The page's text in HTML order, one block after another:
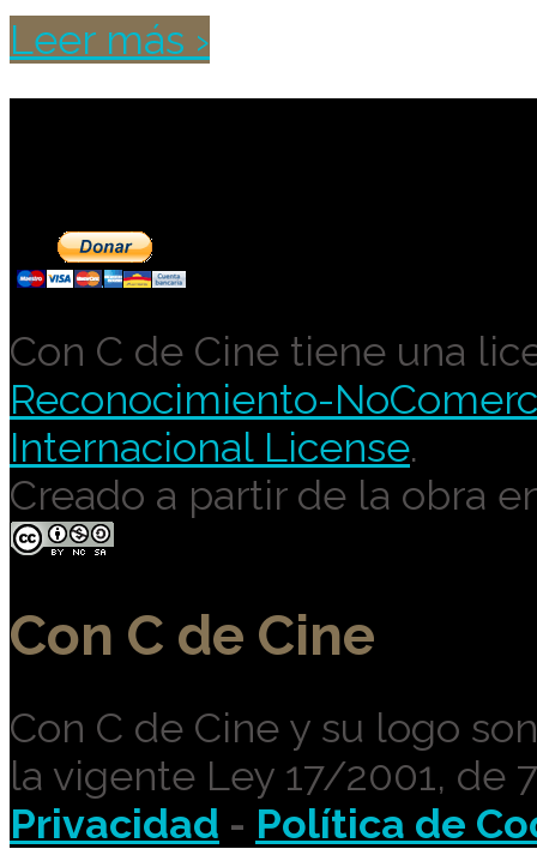
Leer más ›
Con C de Cine tiene una
Reconocimiento-
Internacional License.
Creado a partir de la obra
Con C de Cine
Con C de Cine y su logo
la vigente Ley 17/2001, de
Privacidad - Política de